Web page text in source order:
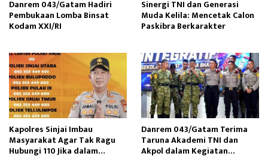
Danrem 043/Gatam Hadiri
Pembukaan Lomba Binsat
Kodam XXI/RI
Sinergi TNI dan Generasi
Muda Kelila: Mencetak Calon
Paskibra Berkarakter
Kapolres Sinjai Imbau
Masyarakat Agar Tak Ragu
Hubungi 110 Jika dalam
Danrem 043/Gatam Terima
Taruna Akademi TNI dan
Akpol dalam Kegiatan